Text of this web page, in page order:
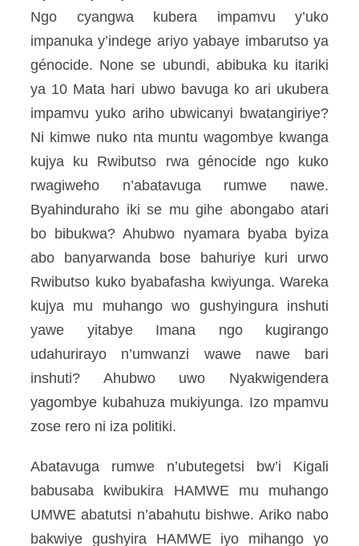
Ngo cyangwa kubera impamvu y’uko
impanuka y’indege ariyo yabaye imbarutso ya
génocide. None se ubundi, abibuka ku itariki
ya 10 Mata hari ubwo bavuga ko ari ukubera
impamvu yuko ariho ubwicanyi bwatangiriye?
Ni kimwe nuko nta muntu wagombye kwanga
kujya ku Rwibutso rwa génocide ngo kuko
rwagiweho n’abatavuga rumwe nawe.
Byahinduraho iki se mu gihe abongabo atari
bo bibukwa? Ahubwo nyamara byaba byiza
abo banyarwanda bose bahuriye kuri urwo
Rwibutso kuko byabafasha kwiyunga. Wareka
kujya mu muhango wo gushyingura inshuti
yawe yitabye Imana ngo kugirango
udahurirayo n’umwanzi wawe nawe bari
inshuti? Ahubwo uwo Nyakwigendera
yagombye kubahuza mukiyunga. Izo mpamvu
zose rero ni iza politiki.
Abatavuga rumwe n’ubutegetsi bw’i Kigali
babusaba kwibukira HAMWE mu muhango
UMWE abatutsi n’abahutu bishwe. Ariko nabo
bakwiye gushyira HAMWE iyo mihango yo